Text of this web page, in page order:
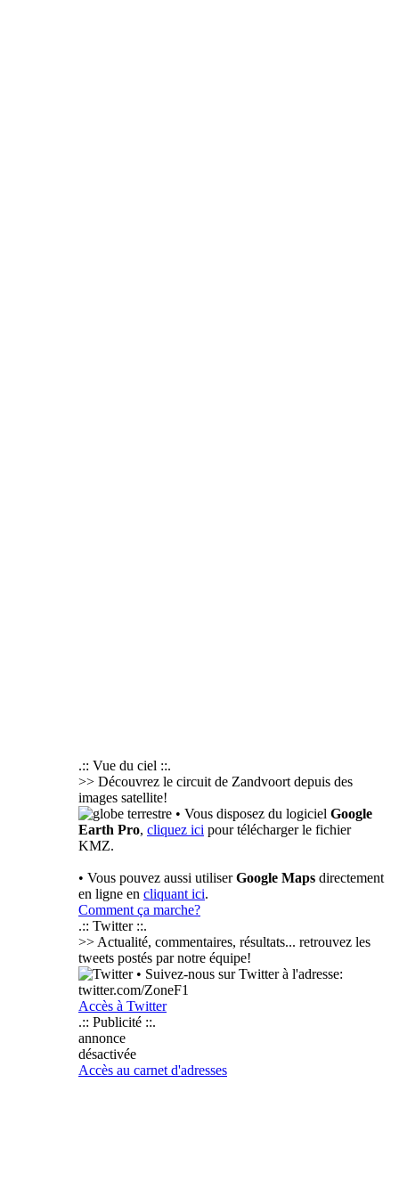
.:: Vue du ciel ::.
>> Découvrez le circuit de Zandvoort depuis des
images satellite!
• Vous disposez du logiciel Google
Earth Pro, cliquez ici pour télécharger le fichier
KMZ.
• Vous pouvez aussi utiliserGoogle Maps directement
en ligne en cliquant ici.
Comment ça marche?
.:: Twitter ::.
>> Actualité, commentaires, résultats... retrouvez les
tweets postés par notre équipe!
• Suivez-nous sur Twitter à l'adresse:
twitter.com/ZoneF1
Accès à Twitter
.:: Publicité ::.
annonce
désactivée
Accès au carnet d'adresses